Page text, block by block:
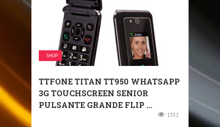
SHOP
TTFONE TITAN TT950 WHATSAPP
3G TOUCHSCREEN SENIOR
PULSANTE GRANDE FLIP ...
1352